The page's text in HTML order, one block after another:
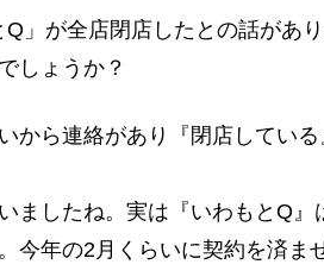
」が全店閉店したとの話があ
しょうか？
いから連絡があり『閉店してい
ましたね。実は『いわもとQ
今年の2月くらいに契約を済ま